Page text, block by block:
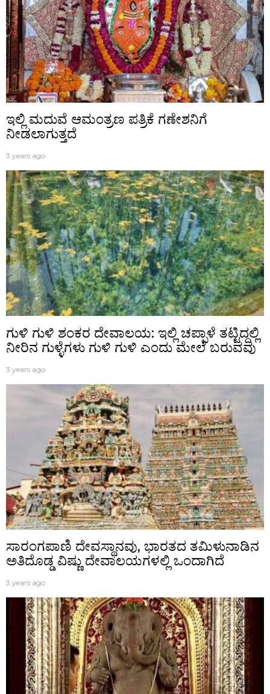
ಇಲ್ಲಿ ಮದುವೆ ಆಮಂತ್ರಣ ಪತ್ರಿಕೆ ಗಣೇಶನಿಗೆ
ನೀಡಲಾಗುತ್ತದೆ
3 years ago
ಗುಳಿ ಗುಳಿ ಶಂಕರ ದೇವಾಲಯ: ಇಲ್ಲಿ ಚಪ್ಪಾಳೆ ತಟ್ಟಿದ್ದಲ್ಲಿ
ನೀರಿನ ಗುಳ್ಳೆಗಳು ಗುಳಿ ಗುಳಿ ಎಂದು ಮೇಲೆ ಬರುವವು
3 years ago
ಸಾರಂಗಪಾಣಿ ದೇವಸ್ಥಾನವು, ಭಾರತದ ತಮಿಳುನಾಡಿನ
ಅತಿದೊಡ್ಡ ವಿಷ್ಣು ದೇವಾಲಯಗಳಲ್ಲಿ ಒಂದಾಗಿದೆ
3 years ago